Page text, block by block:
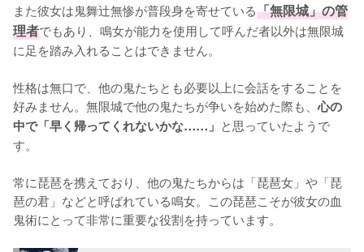
また彼女は鬼舞辻無惨が普段身を寄せている「無限城」の管
理者でもあり、鳴女が能力を使用して呼んだ者以外は無限城
に足を踏み入れることはできません。
性格は無口で、他の鬼たちとも必要以上に会話をすることを
好みません。無限城で他の鬼たちが争いを始めた際も、心の
中で「早く帰ってくれないかな……」 と思っていたようで
す。
常に琵琶を携えており、他の鬼たちからは「琵琶女」や「琵
琶の君」などと呼ばれている鳴女。この琵琶こそが彼女の血
鬼術にとって非常に重要な役割を持っています。